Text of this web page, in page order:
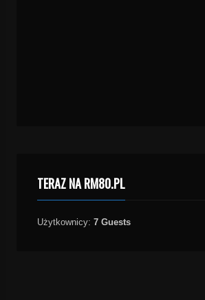
TERAZ NA RM80.PL
Użytkownicy: 7 Guests